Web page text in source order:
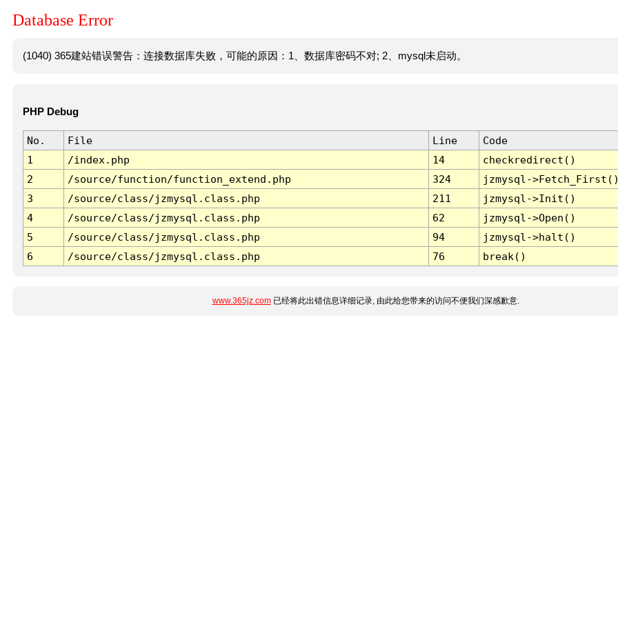
Database Error
(1040) 365建站错误警告：连接数据库失败，可能的原因：1、数据库密码不对; 2、mysql未启动。
PHP Debug
No. File Line
Code
1
/index.php 14
checkredirect()
2
/source/function/function_extend.php 324
jzmysql-
3
/source/class/jzmysql.class.php 211
jzmysql->Init()
4
/source/class/jzmysql.class.php 62
jzmysql->Open()
5
/source/class/jzmysql.class.php 94
jzmysql->halt()
6
/source/class/jzmysql.class.php 76 break()
www.365jz.com已经将此出错信息详细记录, 由此给您带来的访问不便我们深感歉意.